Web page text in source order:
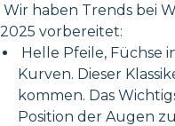
Wir haben Trends bei
2025 vorbereitet:
Helle Pfeile, Füchse
Kurven. Dieser
kommen. Das
Position der Augen